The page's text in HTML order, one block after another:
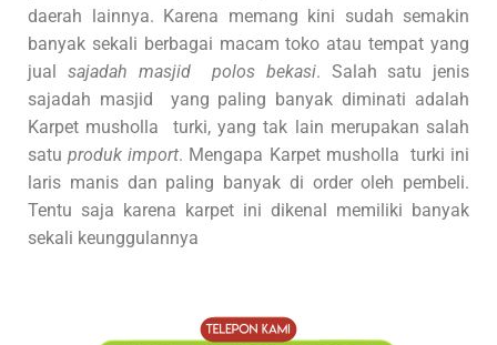
daerah lainnya. Karena memang kini sudah semakin
banyak sekali berbagai macam toko atau tempat yang
jual sajadah masjid polos bekasi. Salah satu jenis
sajadah masjid yang paling banyak diminati adalah
Karpet musholla turki, yang tak lain merupakan salah
satuproduk import. Mengapa Karpet musholla turki ini
laris manis dan paling banyak di order oleh pembeli.
Tentu saja karena karpet ini dikenal memiliki banyak
sekali keunggulannya